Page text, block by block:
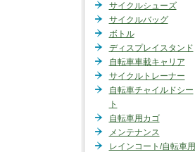
サイクルシューズ
サイクルバッグ
ボトル
ディスプレイスタンド
自転車車載キャリア
サイクルトレーナー
自転車チャイルドシー
ト
自転車用カゴ
メンテナンス
レインコート/自転車用